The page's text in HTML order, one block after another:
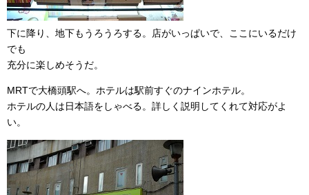
下に降り、地下もうろうろする。店がいっぱいで、ここにいるだけ
でも
充分に楽しめそうだ。
MRTで大橋頭駅へ。ホテルは駅前すぐのナインホテル。
ホテルの人は日本語をしゃべる。詳しく説明してくれて対応がよ
い。